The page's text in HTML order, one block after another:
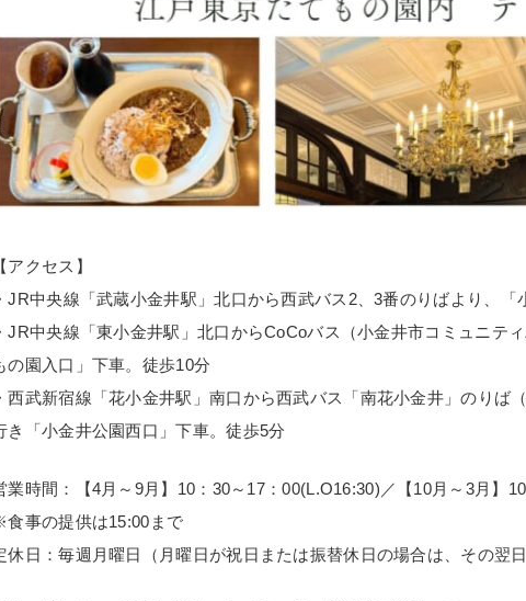
【アクセス】
JR中央線「武蔵小金井駅」北口から西武バス2、3番のりばより、
JR中央線「東小金井駅」北口からCoCoバス（小金井市コミュニテ
の園入口」下車。徒歩10分
西武新宿線「花小金井駅」南口から西武バス「南花小金井」のりば
き「小金井公園西口」下車。徒歩5分
業時間：【4月～9月】10：30～17：00(L.O16:30)／【10月～3月】
食事の提供は15:00まで
休日：毎週月曜日（月曜日が祝日または振替休日の場合は、その翌日